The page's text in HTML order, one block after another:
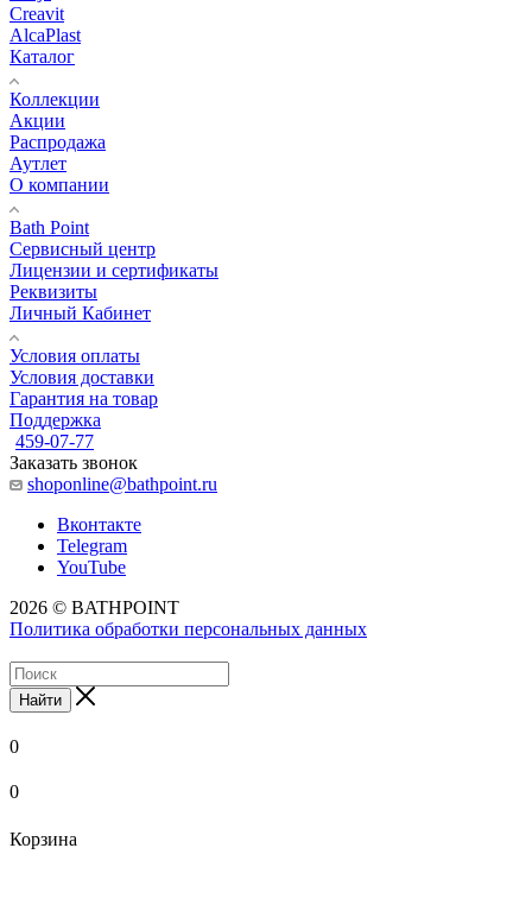
Creavit
AlcaPlast
Каталог
Коллекции
Акции
Распродажа
Аутлет
О компании
Bath Point
Сервисный центр
Лицензии и сертификаты
Реквизиты
Личный Кабинет
Условия оплаты
Условия доставки
Гарантия на товар
Поддержка
459-07-77
Заказать звонок
shoponline@bathpoint.ru
Вконтакте
Telegram
YouTube
2026 © BATHPOINT
Политика обработки персональных данных
Найти
0
0
Корзина